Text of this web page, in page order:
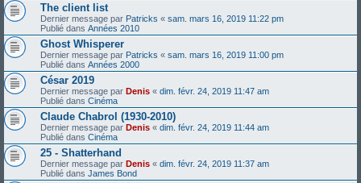
The client list
Dernier message par Patricks « sam. mars 16, 2019 11:22 pm
Publié dans Années 2010
Ghost Whisperer
Dernier message par Patricks « sam. mars 16, 2019 11:00 pm
Publié dans Années 2000
César 2019
Dernier message par Denis « dim. févr. 24, 2019 11:47 am
Publié dans Cinéma
Claude Chabrol (1930-2010)
Dernier message par Denis « dim. févr. 24, 2019 11:44 am
Publié dans Cinéma
25 - Shatterhand
Dernier message par Denis « dim. févr. 24, 2019 11:37 am
Publié dans James Bond